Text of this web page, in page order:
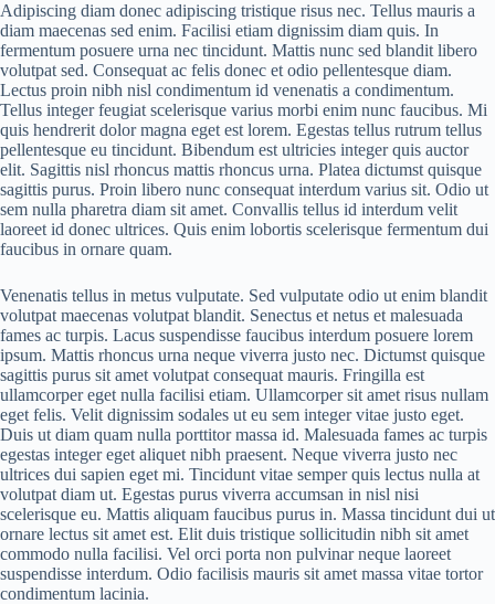
Adipiscing diam donec adipiscing tristique risus nec. Tellus mauris a
diam maecenas sed enim. Facilisi etiam dignissim diam quis. In
fermentum posuere urna nec tincidunt. Mattis nunc sed blandit libero
volutpat sed. Consequat ac felis donec et odio pellentesque diam.
Lectus proin nibh nisl condimentum id venenatis a condimentum.
Tellus integer feugiat scelerisque varius morbi enim nunc faucibus. Mi
quis hendrerit dolor magna eget est lorem. Egestas tellus rutrum tellus
pellentesque eu tincidunt. Bibendum est ultricies integer quis auctor
elit. Sagittis nisl rhoncus mattis rhoncus urna. Platea dictumst quisque
sagittis purus. Proin libero nunc consequat interdum varius sit. Odio ut
sem nulla pharetra diam sit amet. Convallis tellus id interdum velit
laoreet id donec ultrices. Quis enim lobortis scelerisque fermentum dui
faucibus in ornare quam.
Venenatis tellus in metus vulputate. Sed vulputate odio ut enim blandit
volutpat maecenas volutpat blandit. Senectus et netus et malesuada
fames ac turpis. Lacus suspendisse faucibus interdum posuere lorem
ipsum. Mattis rhoncus urna neque viverra justo nec. Dictumst quisque
sagittis purus sit amet volutpat consequat mauris. Fringilla est
ullamcorper eget nulla facilisi etiam. Ullamcorper sit amet risus nullam
eget felis. Velit dignissim sodales ut eu sem integer vitae justo eget.
Duis ut diam quam nulla porttitor massa id. Malesuada fames ac turpis
egestas integer eget aliquet nibh praesent. Neque viverra justo nec
ultrices dui sapien eget mi. Tincidunt vitae semper quis lectus nulla at
volutpat diam ut. Egestas purus viverra accumsan in nisl nisi
scelerisque eu. Mattis aliquam faucibus purus in. Massa tincidunt dui ut
ornare lectus sit amet est. Elit duis tristique sollicitudin nibh sit amet
commodo nulla facilisi. Vel orci porta non pulvinar neque laoreet
suspendisse interdum. Odio facilisis mauris sit amet massa vitae tortor
condimentum lacinia.